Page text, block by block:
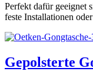
Perfekt dafür geeignet
feste Installationen
Gepolsterte